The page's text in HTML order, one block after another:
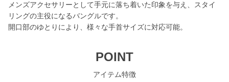
メンズアクセサリーとして手元に落ち着いた印象を与え、スタイ
リングの主役になるバングルです。
開口部のゆとりにより、様々な手首サイズに対応可能。
POINT
アイテム特徴